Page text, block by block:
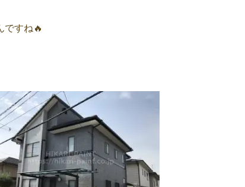
ですね🔥